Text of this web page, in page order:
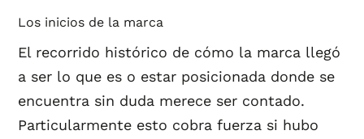
Los inicios de la marca
El recorrido histórico de cómo la marca llegó
a ser lo que es o estar posicionada donde se
encuentra sin duda merece ser contado.
Particularmente esto cobra fuerza si hubo